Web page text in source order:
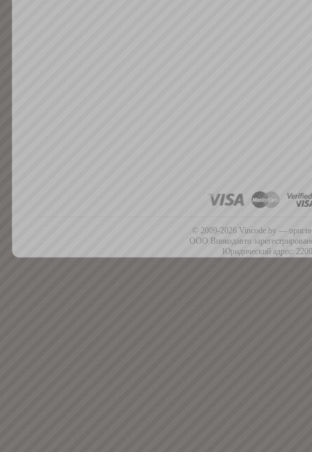
© 2009-2026 Vincode.by —
ООО Винкодавто
Юридический адрес: